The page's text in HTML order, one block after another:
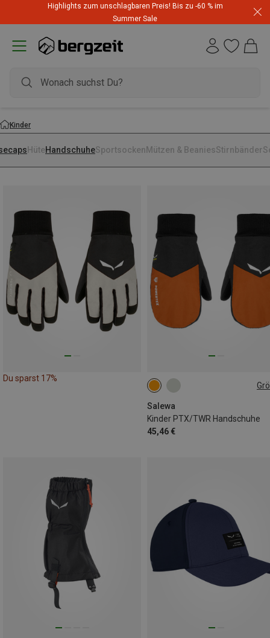
Highlights zum unschlagbaren Preis! Bis zu -60 % im
Summer Sale
Kinder
HüteHandschuheSportsocken Mützen & BeaniesStirnbänder
Du sparst 17%
Salewa
Kinder PTX/TWR Handschuhe
45,46 €
116